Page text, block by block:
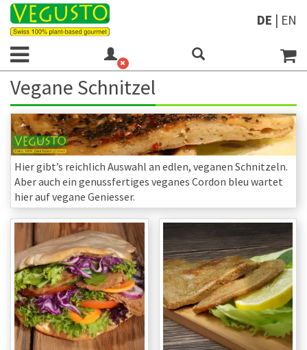
DE | EN
Vegane Schnitzel
Hier gibt’s reichlich Auswahl an edlen, veganen Schnitzeln.
Aber auch ein genussfertiges veganes Cordon bleu wartet
hier auf vegane Geniesser.